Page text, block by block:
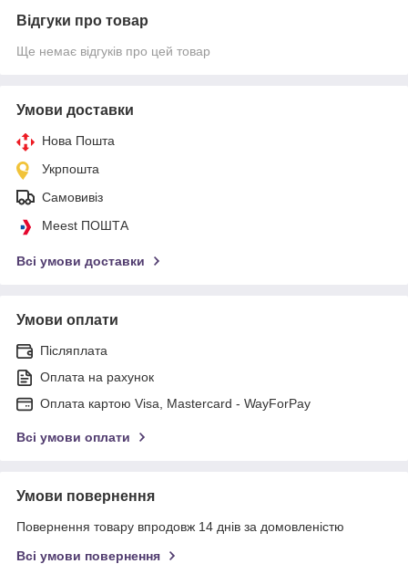
Відгуки про товар
Ще немає відгуків про цей товар
Умови доставки
Нова Пошта
Укрпошта
Самовивіз
Meest ПОШТА
Всі умови доставки
Умови оплати
Післяплата
Оплата на рахунок
Оплата картою Visa, Mastercard - WayForPay
Всі умови оплати
Умови повернення
Повернення товару впродовж 14 днів за домовленістю
Всі умови повернення